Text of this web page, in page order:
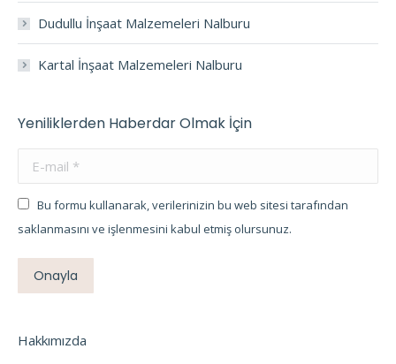
Dudullu İnşaat Malzemeleri Nalburu
Kartal İnşaat Malzemeleri Nalburu
Yeniliklerden Haberdar Olmak İçin
E-mail *
Bu formu kullanarak, verilerinizin bu web sitesi tarafından
saklanmasını ve işlenmesini kabul etmiş olursunuz.
Onayla
Hakkımızda